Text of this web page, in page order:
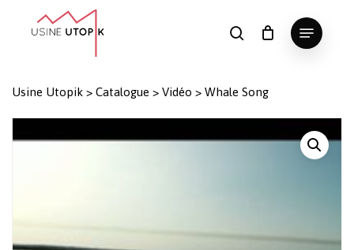
search
Menu
Panier Fermer
le
Usine Utopik > Catalogue > Vidéo > Whale Song
Close